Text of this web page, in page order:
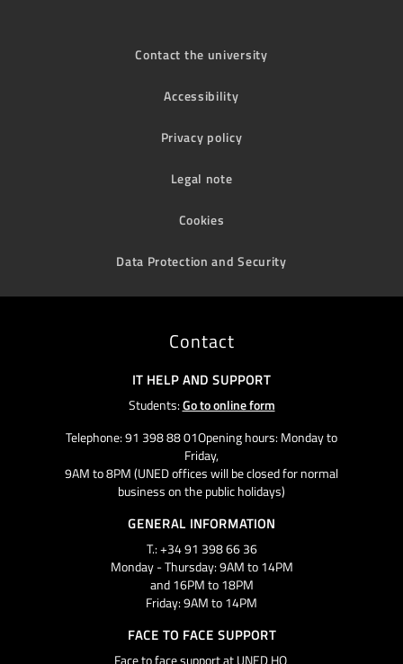
Contact the university
Accessibility
Privacy policy
Legal note
Cookies
Data Protection and Security
Contact
IT HELP AND SUPPORT
Students:Go to online form
Telephone: 91 398 88 01Opening hours: Monday to
Friday,
9AM to 8PM (UNED offices will be closed for normal
business on the public holidays)
GENERAL INFORMATION
T.: +34 91 398 66 36
Monday - Thursday: 9AM to 14PM
and 16PM to 18PM
Friday: 9AM to 14PM
FACE TO FACE SUPPORT
Face to face support at UNED HQ